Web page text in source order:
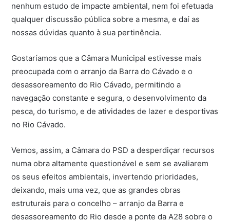
nenhum estudo de impacte ambiental, nem foi efetuada
qualquer discussão pública sobre a mesma, e daí as
nossas dúvidas quanto à sua pertinência.
Gostaríamos que a Câmara Municipal estivesse mais
preocupada com o arranjo da Barra do Cávado e o
desassoreamento do Rio Cávado, permitindo a
navegação constante e segura, o desenvolvimento da
pesca, do turismo, e de atividades de lazer e desportivas
no Rio Cávado.
Vemos, assim, a Câmara do PSD a desperdiçar recursos
numa obra altamente questionável e sem se avaliarem
os seus efeitos ambientais, invertendo prioridades,
deixando, mais uma vez, que as grandes obras
estruturais para o concelho – arranjo da Barra e
desassoreamento do Rio desde a ponte da A28 sobre o